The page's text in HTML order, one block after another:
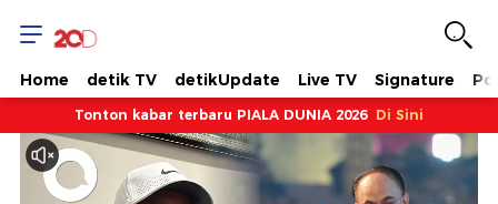
Home detik TV detikUpdate Live TV Signature
Tonton kabar terbaru PIALA DUNIA 2026 Di Sini